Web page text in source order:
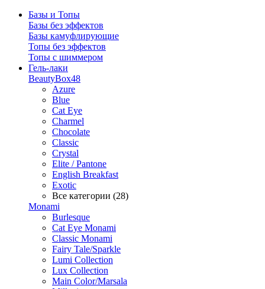
Базы и Топы
Базы без эффектов
Базы камуфлирующие
Топы без эффектов
Топы с шиммером
Гель-лаки
BeautyBox48
Azure
Blue
Cat Eye
Charmel
Chocolate
Classic
Crystal
Elite / Pantone
English Breakfast
Exotic
Все категории (28)
Monami
Burlesque
Cat Eye Monami
Classic Monami
Fairy Tale/Sparkle
Lumi Collection
Lux Collection
Main Color/Marsala